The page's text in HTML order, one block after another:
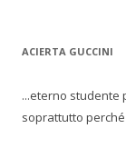
ACIERTA GUCCINI
...eterno studente
soprattutto